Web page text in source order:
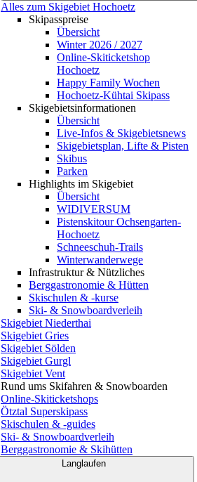
Alles zum Skigebiet Hochoetz
Skipasspreise
Übersicht
Winter 2026 / 2027
Online-Skiticketshop
Hochoetz
Happy Family Wochen
Hochoetz-Kühtai Skipass
Skigebietsinformationen
Übersicht
Live-Infos & Skigebietsnews
Skigebietsplan, Lifte & Pisten
Skibus
Parken
Highlights im Skigebiet
Übersicht
WIDIVERSUM
Pistenskitour Ochsengarten-
Hochoetz
Schneeschuh-Trails
Winterwanderwege
Infrastruktur & Nützliches
Berggastronomie & Hütten
Skischulen & -kurse
Ski- & Snowboardverleih
Skigebiet Niederthai
Skigebiet Gries
Skigebiet Sölden
Skigebiet Gurgl
Skigebiet Vent
Rund ums Skifahren & Snowboarden
Online-Skiticketshops
Ötztal Superskipass
Skischulen & -guides
Ski- & Snowboardverleih
Berggastronomie & Skihütten
Langlaufen